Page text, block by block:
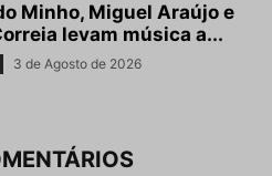
Minho, Miguel Araújo e
levam música a...
3 de Agosto de 2026